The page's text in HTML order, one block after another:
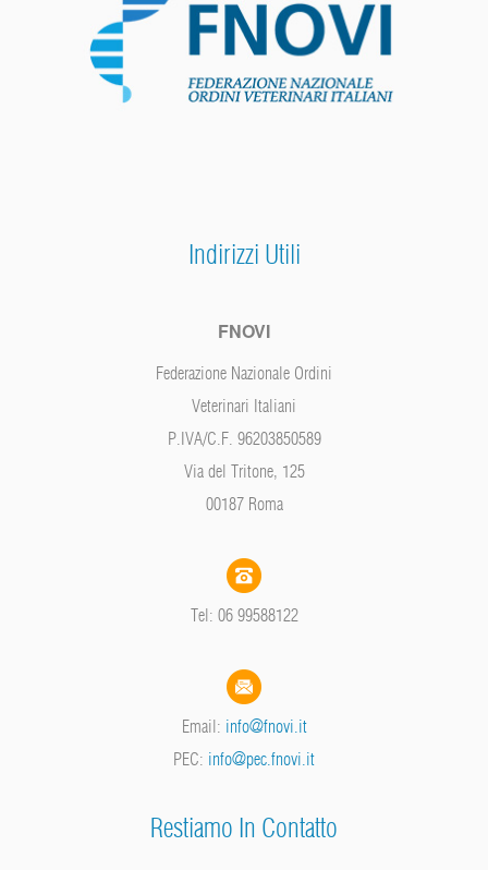
Indirizzi Utili
FNOVI
Federazione Nazionale Ordini
Veterinari Italiani
P.IVA/C.F. 96203850589
Via del Tritone, 125
00187 Roma
Tel: 06 99588122
Email: info@fnovi.it
PEC: info@pec.fnovi.it
Restiamo In Contatto